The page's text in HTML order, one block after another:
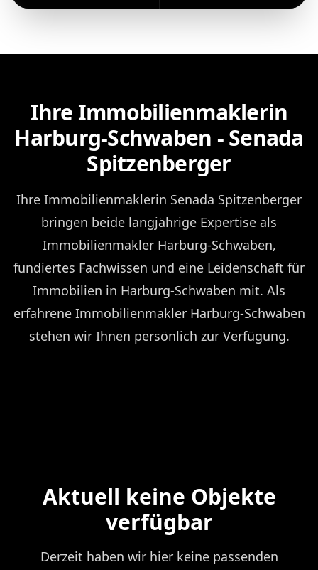
Ihre Immobilienmaklerin
Harburg-Schwaben - Senada
Spitzenberger
Ihre Immobilienmaklerin Senada Spitzenberger
bringen beide langjährige Expertise als
Immobilienmakler Harburg-Schwaben,
fundiertes Fachwissen und eine Leidenschaft für
Immobilien in Harburg-Schwaben mit. Als
erfahrene Immobilienmakler Harburg-Schwaben
stehen wir Ihnen persönlich zur Verfügung.
Aktuell keine Objekte
verfügbar
Derzeit haben wir hier keine passenden